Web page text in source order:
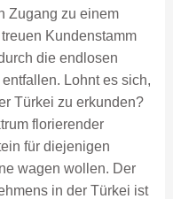
Zugang zu einem
Kundenstamm
die endlosen
Lohnt es sich,
Türkei zu erkunden?
florierender
für diejenigen
wagen wollen. Der
in der Türkei ist